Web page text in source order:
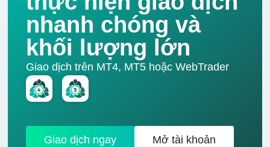
nhanh chóng và
khối lượng lớn
Giao dịch trên MT4, MT5 hoặc WebTrader
Giao dịch ngay Mở tài khoản